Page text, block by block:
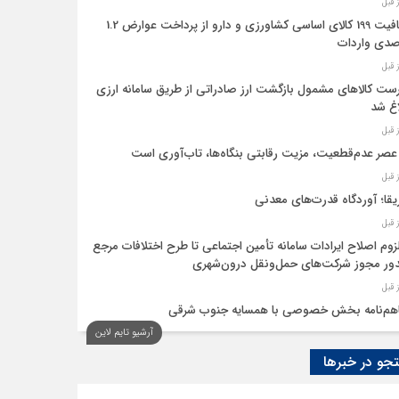
معافیت 199 کالای اساسی کشاورزی و دارو از پرداخت عوارض 1.2
واردات
کالاهای مشمول بازگشت ارز صادراتی از طریق سامانه ارزی
شد
عصر عدم‌قطعیت، مزیت رقابتی بنگاه‌ها، تاب‌آوری است
آوردگاه قدرت‌های معدنی
اصلاح ایرادات سامانه تأمین اجتماعی تا طرح اختلافات مرجع
مجوز شرکت‌های حمل‌ونقل درون‌شهری
بخش خصوصی با همسایه جنوب شرقی
اقتصاد‌ها از هوش مصنوعی
آرشیو تایم لاین
در خبرها